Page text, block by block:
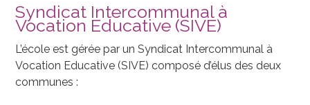
Syndicat Intercommunal à
Vocation Educative (SIVE)
L’école est gérée par un Syndicat Intercommunal à
Vocation Educative (SIVE) composé d’élus des deux
communes :